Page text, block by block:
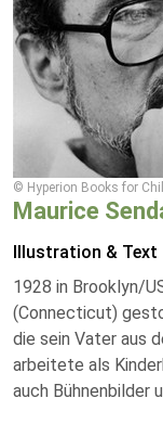
© Hyperion Books for
Maurice
Illustration & Text
1928 in Brooklyn/
(Connecticut)
die sein Vater aus
arbeitete als
auch Bühnenbilder